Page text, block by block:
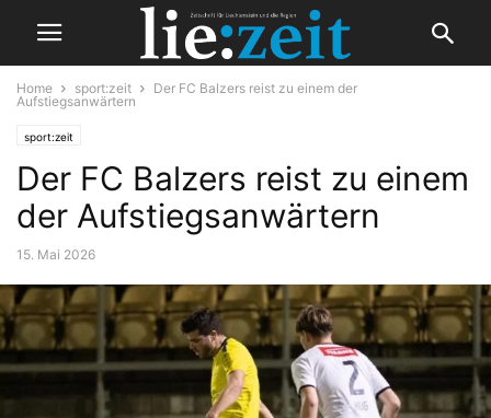
Home sport:zeit
Der FC Balzers reist zu einem der
Aufstiegsanwärtern
sport:zeit
Der FC Balzers reist zu einem
der Aufstiegsanwärtern
15. Mai 2026